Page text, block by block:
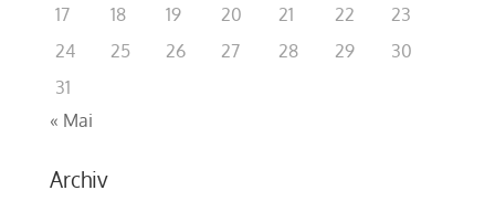
17
18 19 20 21 22
23
24
25 26 27 28 29
30
31
« Mai
Archiv